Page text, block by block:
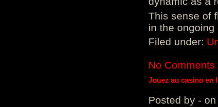
This sense of
in the ongoing
Filed under:
No Comments
Jouez au casino en
Posted by - on